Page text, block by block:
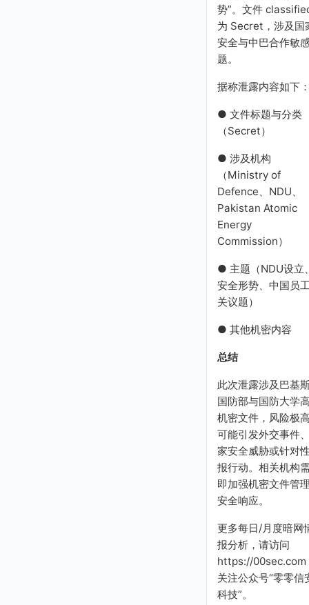
势”。文件
为 Secret，涉及国
安全与中巴合作敏
题。
据称泄露内容如下
● 文件标题与分类
（Secret）
● 涉及机构
（Ministry of
Defence、NDU、
Pakistan Atomic
Energy
Commission）
● 主题（NDU设立
安全形势、中国员
关议题）
● 其他机密内容
总结
此次泄露涉及巴基
国防部与国防大学
机密文件，风险极
可能引发外交事件
家安全威胁或针对
报行动。相关机构
即加强机密文件管
安全响应。
更多每日/月度暗网
报分析，请访问
https://00sec.com
关注公众号“零零信
科技”。